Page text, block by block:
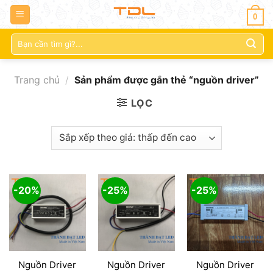
0
Tìm
kiếm:
Trang chủ / Sản phẩm được gắn thẻ “nguồn driver”
LỌC
-20%
Nguồn Driver
-25%
Nguồn Driver
-25%
Nguồn Driver